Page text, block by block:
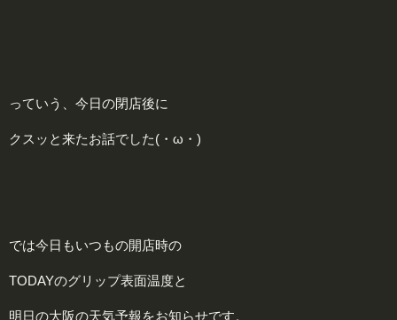
っていう、今日の閉店後に
クスッと来たお話でした(・ω・)
では今日もいつもの開店時の
TODAYのグリップ表面温度と
明日の大阪の天気予報をお知らせです。